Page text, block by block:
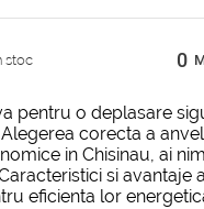
stoc 0
o deplasare
corecta a
in Chisinau, ai
si
eficienta lor